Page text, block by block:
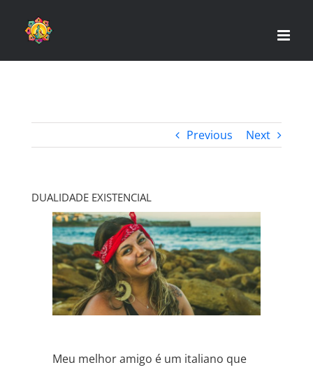
Previous Next
DUALIDADE EXISTENCIAL
Meu melhor amigo é um italiano que